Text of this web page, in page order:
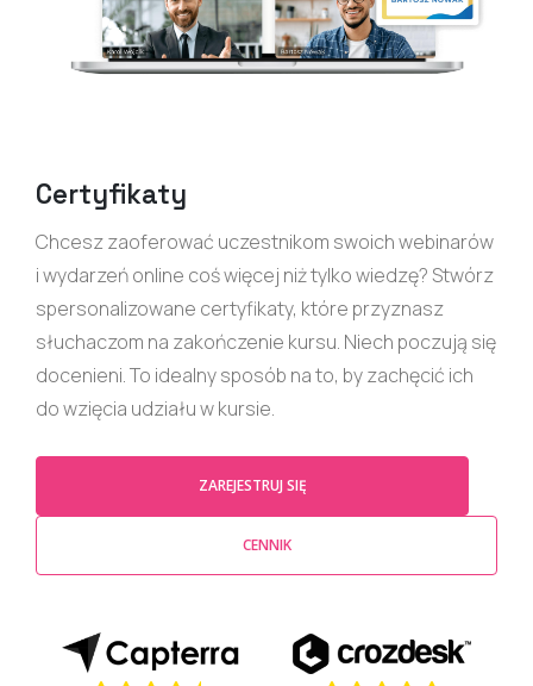
Certyfikaty
Chcesz zaoferować uczestnikom swoich webinarów
i wydarzeń online coś więcej niż tylko wiedzę? Stwórz
spersonalizowane certyfikaty, które przyznasz
słuchaczom na zakończenie kursu. Niech poczują się
docenieni. To idealny sposób na to, by zachęcić ich
do wzięcia udziału w kursie.
ZAREJESTRUJ SIĘ
CENNIK
(opens in a new tab) (opens in a new